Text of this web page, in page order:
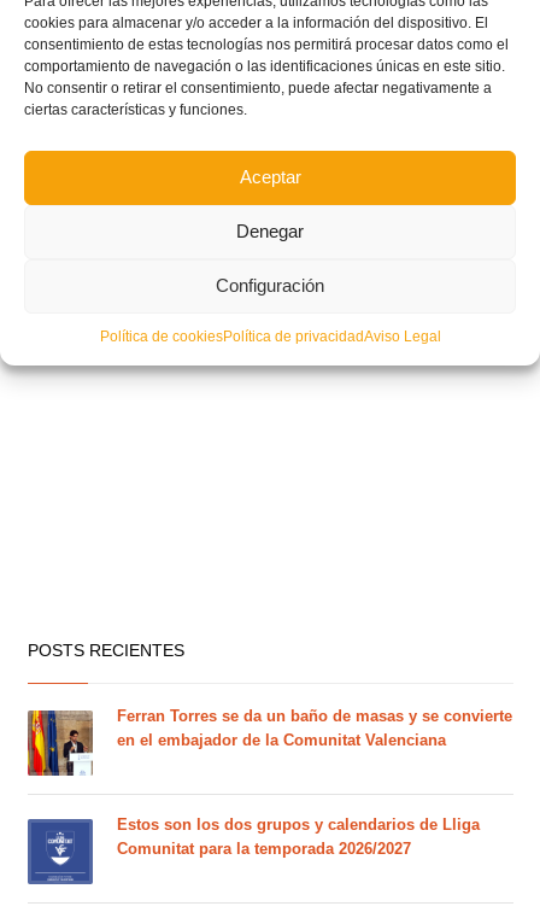
cookies para almacenar y/o acceder a la información del dispositivo. El
consentimiento de estas tecnologías nos permitirá procesar datos como el
comportamiento de navegación o las identificaciones únicas en este sitio.
No consentir o retirar el consentimiento, puede afectar negativamente a
ciertas características y funciones.
Aceptar
Denegar
Configuración
Política de cookiesPolítica de privacidadAviso Legal
POSTS RECIENTES
Ferran Torres se da un baño de masas y se convierte
en el embajador de la Comunitat Valenciana
Estos son los dos grupos y calendarios de Lliga
Comunitat para la temporada 2026/2027